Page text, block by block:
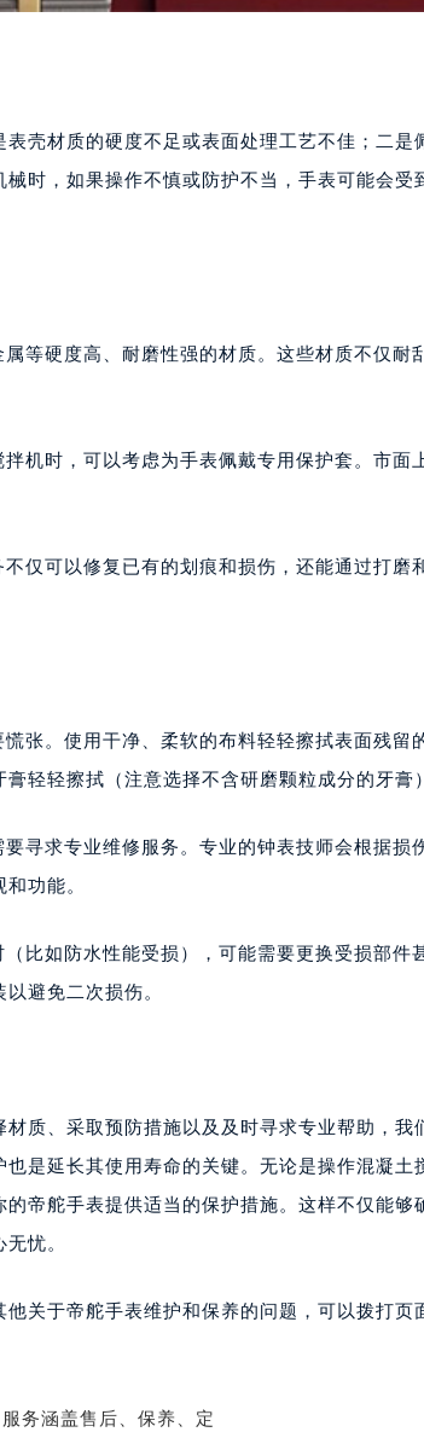
壳材质的硬度不足或表面处理工艺不佳；二是
时，如果操作不慎或防护不当，手表可能会受
等硬度高、耐磨性强的材质。这些材质不仅耐
机时，可以考虑为手表佩戴专用保护套。市面
仅可以修复已有的划痕和损伤，还能通过打磨
张。使用干净、柔软的布料轻轻擦拭表面残留
轻轻擦拭（注意选择不含研磨颗粒成分的牙膏
寻求专业维修服务。专业的钟表技师会根据损
功能。
比如防水性能受损），可能需要更换受损部件
避免二次损伤。
质、采取预防措施以及及时寻求专业帮助，我
是延长其使用寿命的关键。无论是操作混凝土
帝舵手表提供适当的保护措施。这样不仅能够
忧。
关于帝舵手表维护和保养的问题，可以拨打页